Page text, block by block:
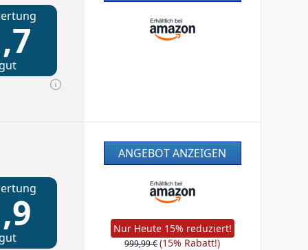
gut
gut
ANGEBOT ANZEIGEN
Nur Heute 15% reduziert!
999,99 €(15% Rabatt!)